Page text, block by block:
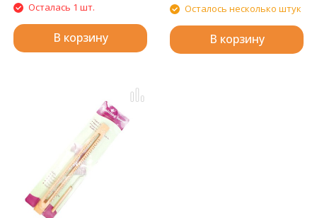
Осталась 1 шт.
В корзину
Осталось несколько штук
В корзину